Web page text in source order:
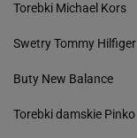
Torebki Michael Kors
Swetry Tommy Hilfiger
Buty New Balance
Torebki damskie Pinko